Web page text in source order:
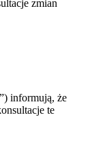
zmian
informują, że
te